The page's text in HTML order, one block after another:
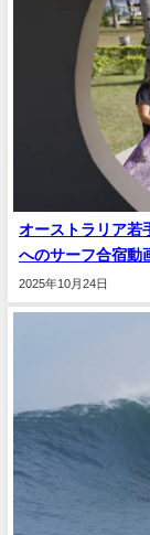
オーストラリア若
へのサーフ合宿動
2025年10月24日